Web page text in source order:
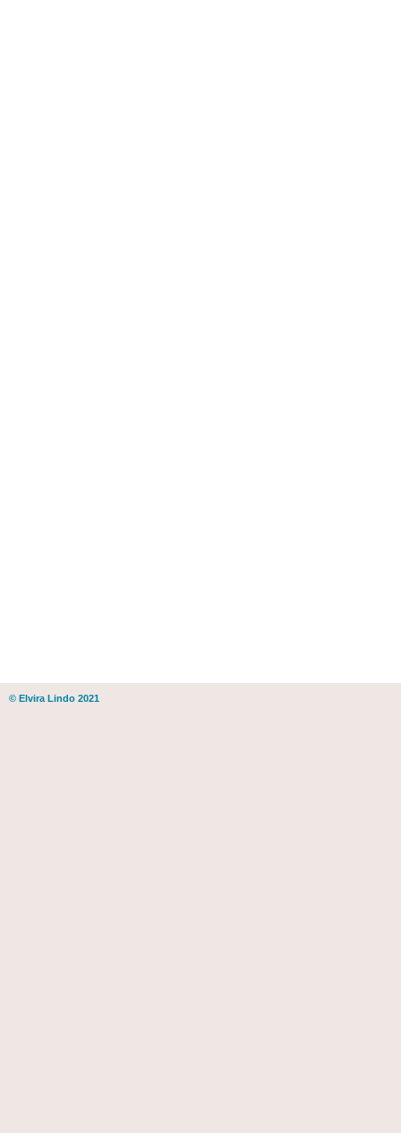
© Elvira Lindo 2021